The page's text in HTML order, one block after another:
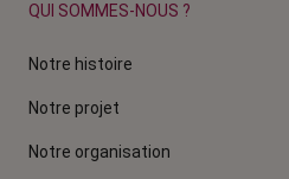
QUI SOMMES-NOUS ?
Notre histoire
Notre projet
Notre organisation